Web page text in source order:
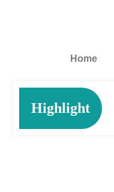
Home
Highlight
Tanaman Kelakai: